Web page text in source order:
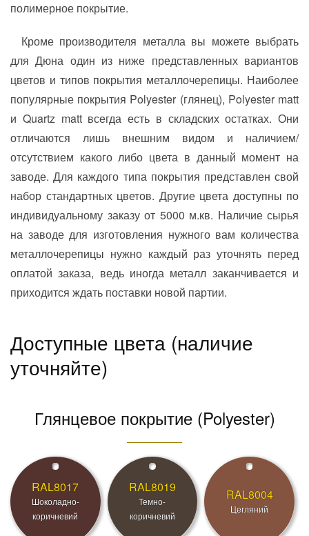
полимерное покрытие.
Кроме производителя металла вы можете выбрать
для Дюна один из ниже представленных вариантов
цветов и типов покрытия металлочерепицы. Наиболее
популярные покрытия Polyester (глянец), Polyester matt
и Quartz matt всегда есть в складских остатках. Они
отличаются лишь внешним видом и наличием/
отсутствием какого либо цвета в данный момент на
заводе. Для каждого типа покрытия представлен свой
набор стандартных цветов. Другие цвета доступны по
индивидуальному заказу от 5000 м.кв. Наличие сырья
на заводе для изготовления нужного вам количества
металлочерепицы нужно каждый раз уточнять перед
оплатой заказа, ведь иногда металл заканчивается и
приходится ждать поставки новой партии.
Доступные цвета (наличие
уточняйте)
Глянцевое покрытие (Polyester)
RAL8017
Шоколадно-
коричневий
RAL8019
Темно-
коричневий
RAL8004
Цегляний